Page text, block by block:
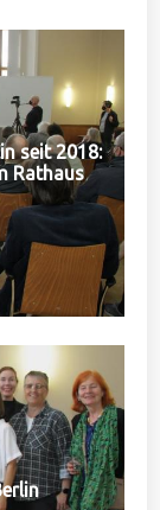
seit 2018:
Rathaus